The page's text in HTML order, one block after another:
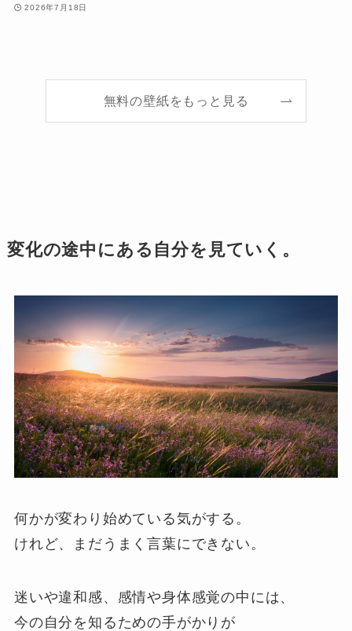
2026年7月18日
無料の壁紙をもっと見る
変化の途中にある自分を見ていく。
何かが変わり始めている気がする。
けれど、まだうまく言葉にできない。
迷いや違和感、感情や身体感覚の中には、
今の自分を知るための手がかりが